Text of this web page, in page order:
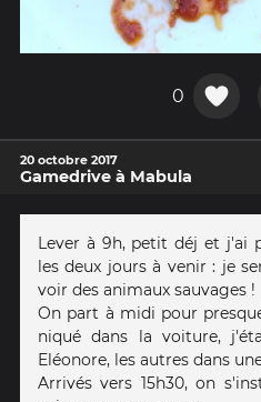
0
20 octobre 2017
Gamedrive à Mabula
Lever à 9h, petit déj et j'ai
les deux jours à venir : je
voir des animaux sauvages !
On part à midi pour
niqué dans la voiture,
Eléonore, les autres dans
Arrivés vers 15h30, on